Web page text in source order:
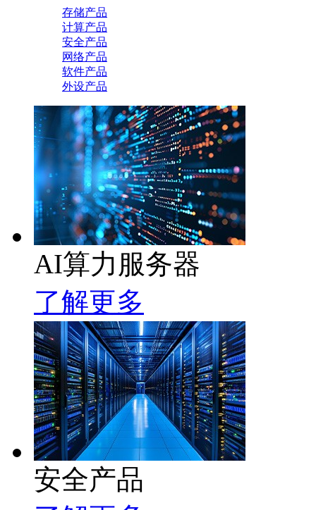
存储产品
计算产品
安全产品
网络产品
软件产品
外设产品
AI算力服务器
了解更多
安全产品